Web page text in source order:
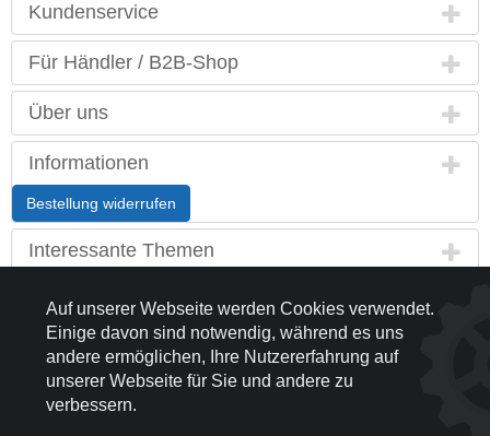
Kundenservice
Für Händler / B2B-Shop
Über uns
Informationen
Bestellung widerrufen
Interessante Themen
Land / Sprache
Kontakt
Partnerseiten
Auf unserer Webseite werden Cookies verwendet.
Einige davon sind notwendig, während es uns
andere ermöglichen, Ihre Nutzererfahrung auf
unserer Webseite für Sie und andere zu
verbessern.